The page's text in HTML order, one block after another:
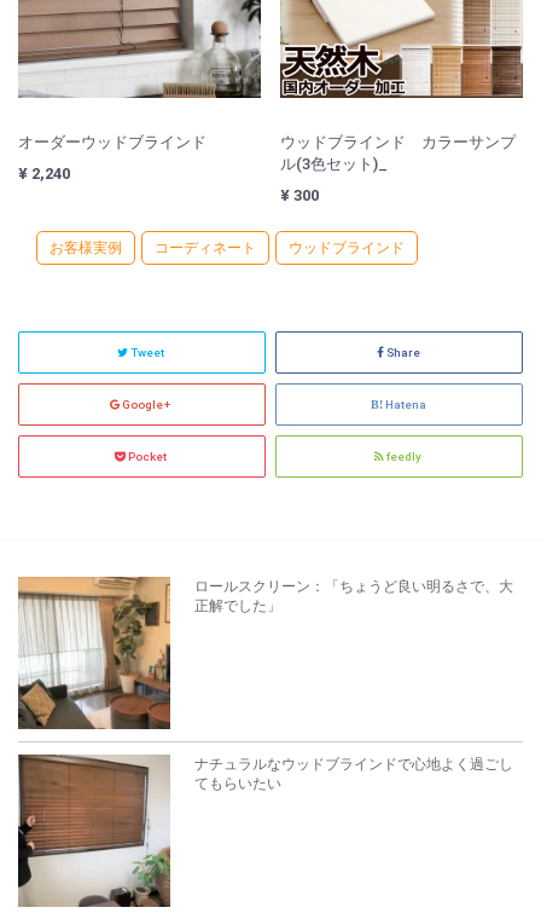
オーダーウッドブラインド
¥ 2,240
ウッドブラインド カラーサンプ
ル(3色セット)_
¥ 300
お客様実例 コーディネート ウッドブラインド
Tweet Share
Google+ Hatena
Pocket feedly
ロールスクリーン：「ちょうど良い明るさで、大
正解でした」
ナチュラルなウッドブラインドで心地よく過ごし
てもらいたい